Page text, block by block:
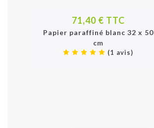
71,40 € TTC
Papier paraffiné blanc 32 x 50
cm
(1 avis)